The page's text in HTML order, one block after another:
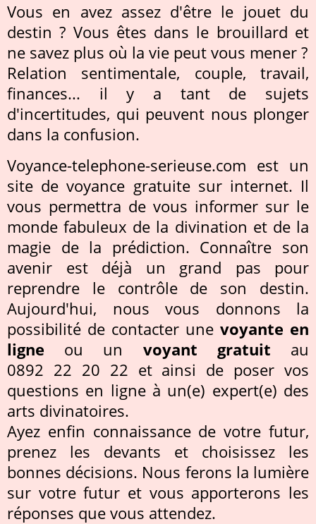
Vous en avez assez d'être le jouet du
destin ? Vous êtes dans le brouillard et
ne savez plus où la vie peut vous mener ?
Relation sentimentale, couple, travail,
finances... il y a tant de sujets
d'incertitudes, qui peuvent nous plonger
dans la confusion.
Voyance-telephone-serieuse.com est un
site de voyance gratuite sur internet. Il
vous permettra de vous informer sur le
monde fabuleux de la divination et de la
magie de la prédiction. Connaître son
avenir est déjà un grand pas pour
reprendre le contrôle de son destin.
Aujourd'hui, nous vous donnons la
possibilité de contacter une voyante en
ligne ou un voyant gratuit au
0892 22 20 22 et ainsi de poser vos
questions en ligne à un(e) expert(e) des
arts divinatoires.
Ayez enfin connaissance de votre futur,
prenez les devants et choisissez les
bonnes décisions. Nous ferons la lumière
sur votre futur et vous apporterons les
réponses que vous attendez.